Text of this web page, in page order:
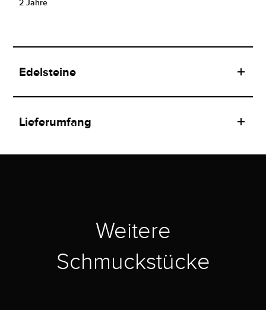
2 Jahre
Edelsteine
Lieferumfang
Weitere
Schmuckstücke